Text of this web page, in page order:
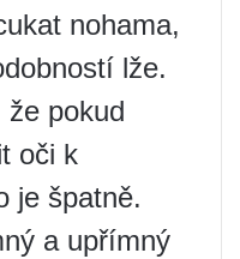
nohama,
lže.
pokud
oči k
je špatně.
a upřímný